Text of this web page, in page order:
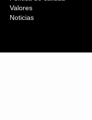
Valores
Noticias